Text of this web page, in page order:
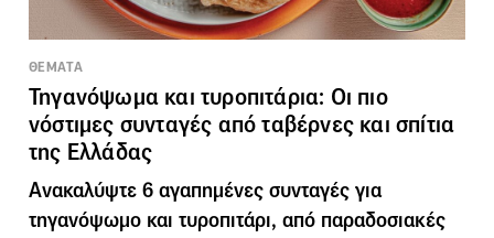
ΘΕΜΑΤΑ
Τηγανόψωμα και τυροπιτάρια: Οι πιο
νόστιμες συνταγές από ταβέρνες και σπίτια
της Ελλάδας
Ανακαλύψτε 6 αγαπημένες συνταγές για
τηγανόψωμο και τυροπιτάρι, από παραδοσιακές